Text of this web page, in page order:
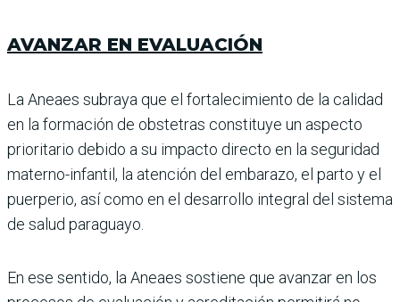
AVANZAR EN EVALUACIÓN
La Aneaes subraya que el fortalecimiento de la cali­dad
en la formación de obstetras constituye un aspecto
prioritario debido a su impacto directo en la seguridad
materno-infantil, la atención del embarazo, el parto y el
puerperio, así como en el desarrollo inte­gral del sistema
de salud paraguayo.
En ese sentido, la Aneaes sostiene que avanzar en los